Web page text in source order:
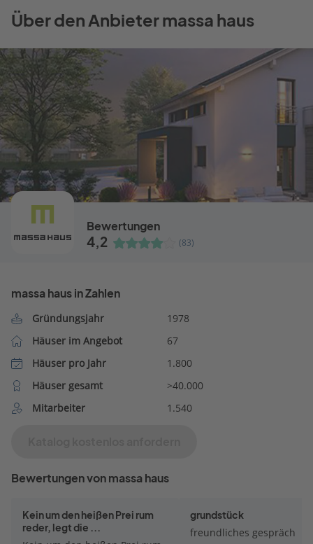
Über den Anbieter massa haus
Bewertungen
4,2 (83)
massa haus in Zahlen
Gründungsjahr
1978
Häuser im Angebot
67
Häuser pro Jahr
1.800
Häuser gesamt
>40.000
Mitarbeiter
1.540
Bewertungen von massa haus
Kein um den heißen Prei rum
reder, legt die ...
grundstück
freundliches gespräch